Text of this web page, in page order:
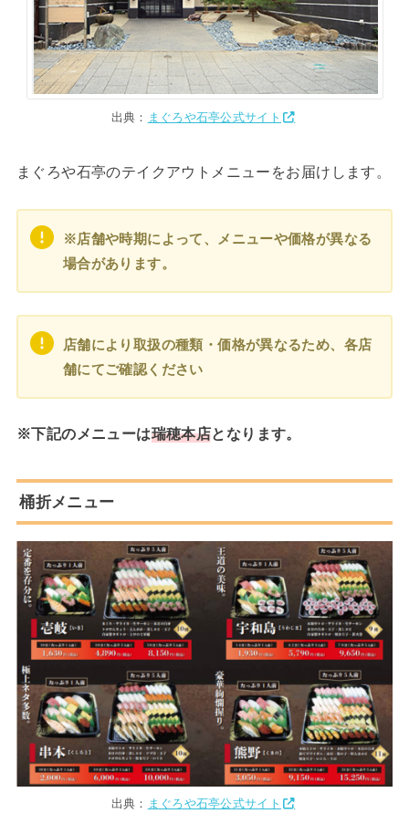
出典： まぐろや石亭公式サイト
まぐろや石亭のテイクアウトメニューをお届けします。
※店舗や時期によって、メニューや価格が異なる
場合があります。
店舗により取扱の種類・価格が異なるため、各店
舗にてご確認ください
※下記のメニューは瑞穂本店となります。
桶折メニュー
出典： まぐろや石亭公式サイト